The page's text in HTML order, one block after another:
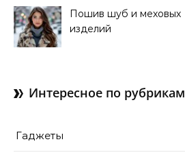
Пошив шуб и меховых
изделий
Интересное по рубрикам
Гаджеты